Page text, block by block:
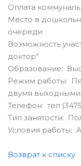
Оплата
Место в
очереди
Возможность
доктор"
Образование:
Режим работы:
двумя
Телефон: тел
Тип занятости:
Условия работы:
Возврат к списку